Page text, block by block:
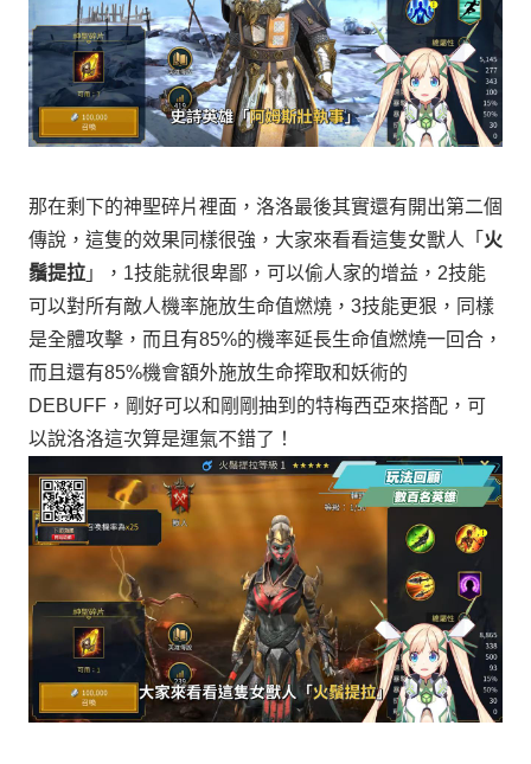
那在剩下的神聖碎片裡面，洛洛最後其實還有開出第二個
傳說， 這隻的效果同樣很強， 大家來看看這隻女獸人「 火
鬚提拉 」， 1技能就很卑鄙，可以偷人家的增益， 2技能
可以對所有敵人機率施放生命值燃燒， 3技能更狠，同樣
是全體攻擊，而且有85%的機率延長生命值燃燒一回合，
而且還有85%機會額外施放生命搾取和妖術的
DEBUFF， 剛好可以和剛剛抽到的特梅西亞來搭配， 可
以說洛洛這次算是運氣不錯了！